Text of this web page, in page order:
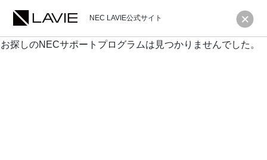
NEC LAVIE公式サイト
お探しのNECサポートプログラムは見つかりませんでした。